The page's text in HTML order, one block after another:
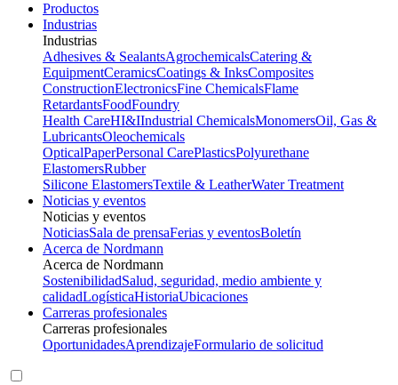
Productos
Industrias
Industrias
Adhesives & SealantsAgrochemicalsCatering &
EquipmentCeramicsCoatings & InksComposites
ConstructionElectronicsFine ChemicalsFlame
RetardantsFoodFoundry
Health CareHI&IIndustrial ChemicalsMonomersOil, Gas &
LubricantsOleochemicals
OpticalPaperPersonal CarePlasticsPolyurethane
ElastomersRubber
Silicone ElastomersTextile & LeatherWater Treatment
Noticias y eventos
Noticias y eventos
NoticiasSala de prensaFerias y eventosBoletín
Acerca de Nordmann
Acerca de Nordmann
SostenibilidadSalud, seguridad, medio ambiente y
calidadLogísticaHistoriaUbicaciones
Carreras profesionales
Carreras profesionales
OportunidadesAprendizajeFormulario de solicitud